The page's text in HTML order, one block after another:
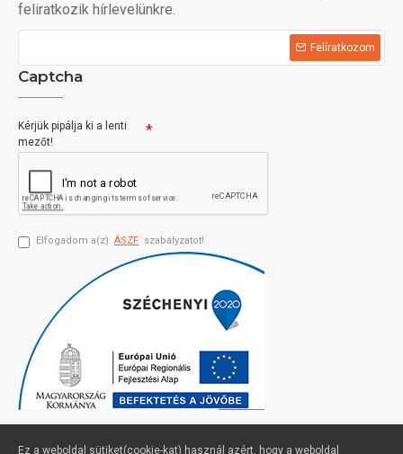
feliratkozik hírlevelünkre.
Felíratkozom
Captcha
Kérjük pipálja ki a lenti
mezőt!
Elfogadom a(z) ÁSZF szabályzatot!
Ez a weboldal sütiket(cookie-kat) használ azért, hogy a weboldal